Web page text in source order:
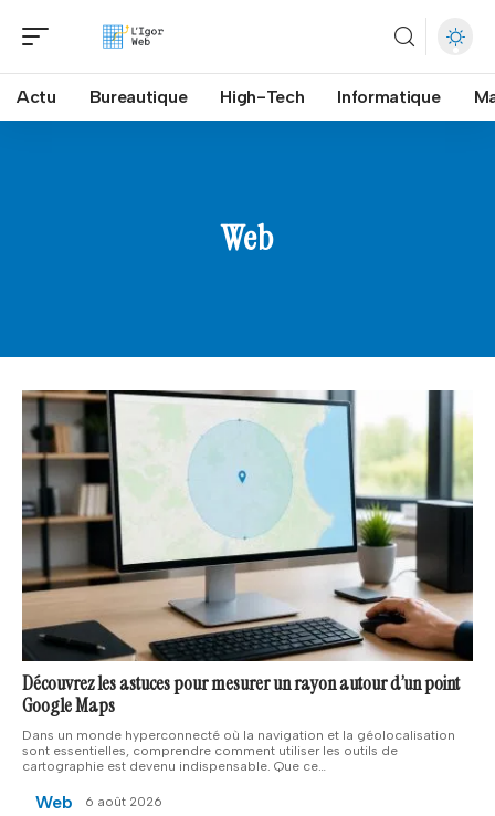
Actu Bureautique High-Tech Informatique
Web
Découvrez les astuces pour mesurer un rayon autour d’un point
Google Maps
Dans un monde hyperconnecté où la navigation et la géolocalisation
sont essentielles, comprendre comment utiliser les outils de
cartographie est devenu indispensable. Que ce
Web 6 août 2026